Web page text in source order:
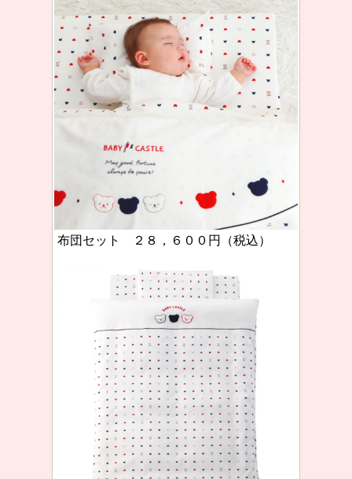
布団セット ２８，６００円（税込）